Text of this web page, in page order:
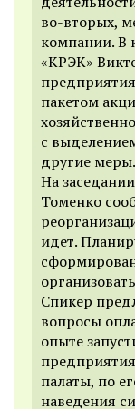
во-вторых,
компании. В
«КРЭК»
пакетом
с
другие меры.
На
Томенко
идет.
Спикер
вопросы
опыте
палаты, по
наведения